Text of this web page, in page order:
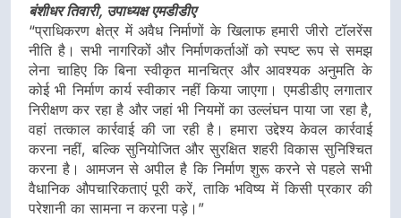
बंशीधर तिवारी, उपाध्यक्ष एमडीडीए
“प्राधिकरण क्षेत्र में अवैध निर्माणों के खिलाफ हमारी जीरो टॉलरेंस
नीति है। सभी नागरिकों और निर्माणकर्ताओं को स्पष्ट रूप से समझ
लेना चाहिए कि बिना स्वीकृत मानचित्र और आवश्यक अनुमति के
कोई भी निर्माण कार्य स्वीकार नहीं किया जाएगा। एमडीडीए लगातार
निरीक्षण कर रहा है और जहां भी नियमों का उल्लंघन पाया जा रहा है,
वहां तत्काल कार्रवाई की जा रही है। हमारा उद्देश्य केवल कार्रवाई
करना नहीं, बल्कि सुनियोजित और सुरक्षित शहरी विकास सुनिश्चित
करना है। आमजन से अपील है कि निर्माण शुरू करने से पहले सभी
वैधानिक औपचारिकताएं पूरी करें, ताकि भविष्य में किसी प्रकार की
परेशानी का सामना न करना पड़े।”